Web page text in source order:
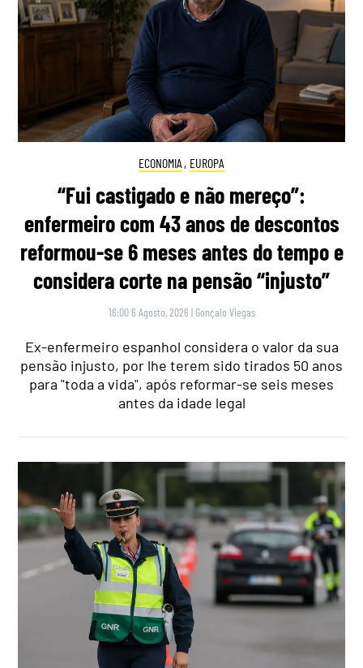
ECONOMIA , EUROPA
“Fui castigado e não mereço”:
enfermeiro com 43 anos de descontos
reformou-se 6 meses antes do tempo e
considera corte na pensão “injusto”
16:00 6 Agosto, 2026 | Gonçalo Viegas
Ex-enfermeiro espanhol considera o valor da sua
pensão injusto, por lhe terem sido tirados 50 anos
para "toda a vida", após reformar-se seis meses
antes da idade legal